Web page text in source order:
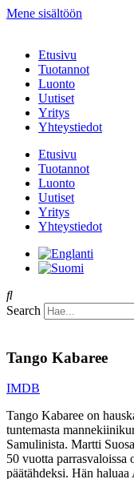
Mene sisältöön
Etusivu
Tuotannot
Luonto
Uutiset
Yritys
Yhteystiedot
Etusivu
Tuotannot
Luonto
Uutiset
Yritys
Yhteystiedot
Search
Tango Kabaree
IMDB
Tango Kabaree on
tuntemasta
Samulinista. Martti
50 vuotta parrasvaloissa
päätähdeksi. Hän